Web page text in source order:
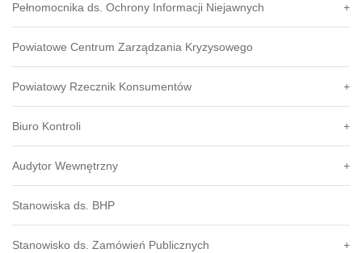
Pełnomocnika ds. Ochrony Informacji Niejawnych
Powiatowe Centrum Zarządzania Kryzysowego
Powiatowy Rzecznik Konsumentów
Biuro Kontroli
Audytor Wewnętrzny
Stanowiska ds. BHP
Stanowisko ds. Zamówień Publicznych